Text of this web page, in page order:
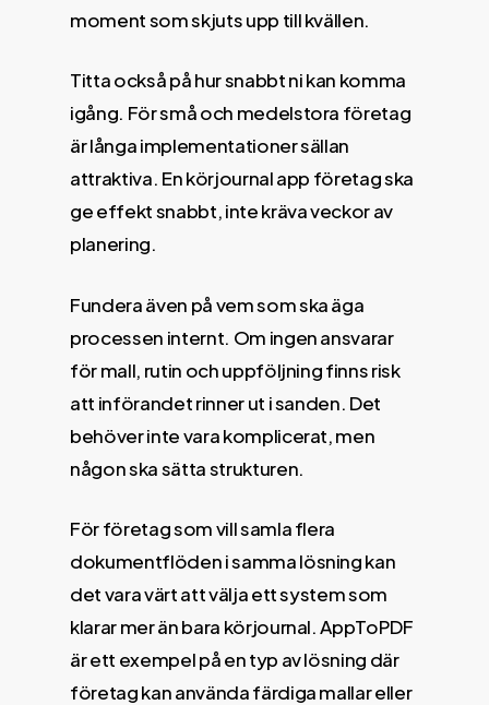
moment som skjuts upp till kvällen.
Titta också på hur snabbt ni kan komma
igång. För små och medelstora företag
är långa implementationer sällan
attraktiva. En körjournal app företag ska
ge effekt snabbt, inte kräva veckor av
planering.
Fundera även på vem som ska äga
processen internt. Om ingen ansvarar
för mall, rutin och uppföljning finns risk
att införandet rinner ut i sanden. Det
behöver inte vara komplicerat, men
någon ska sätta strukturen.
För företag som vill samla flera
dokumentflöden i samma lösning kan
det vara värt att välja ett system som
klarar mer än bara körjournal. AppToPDF
är ett exempel på en typ av lösning där
företag kan använda färdiga mallar eller